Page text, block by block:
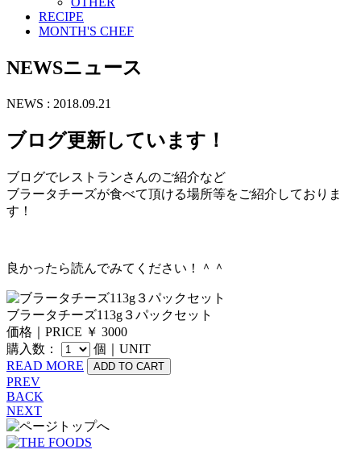
RECIPE
MONTH'S CHEF
NEWSニュース
NEWS : 2018.09.21
ブログ更新しています！
ブログでレストランさんのご紹介など
ブラータチーズが食べて頂ける場所等をご紹介しておりま
す！
良かったら読んでみてください！＾＾
ブラータチーズ113g３パックセット
価格｜PRICE ￥ 3000
購入数：
個｜UNIT
READ MORE
PREV
BACK
NEXT